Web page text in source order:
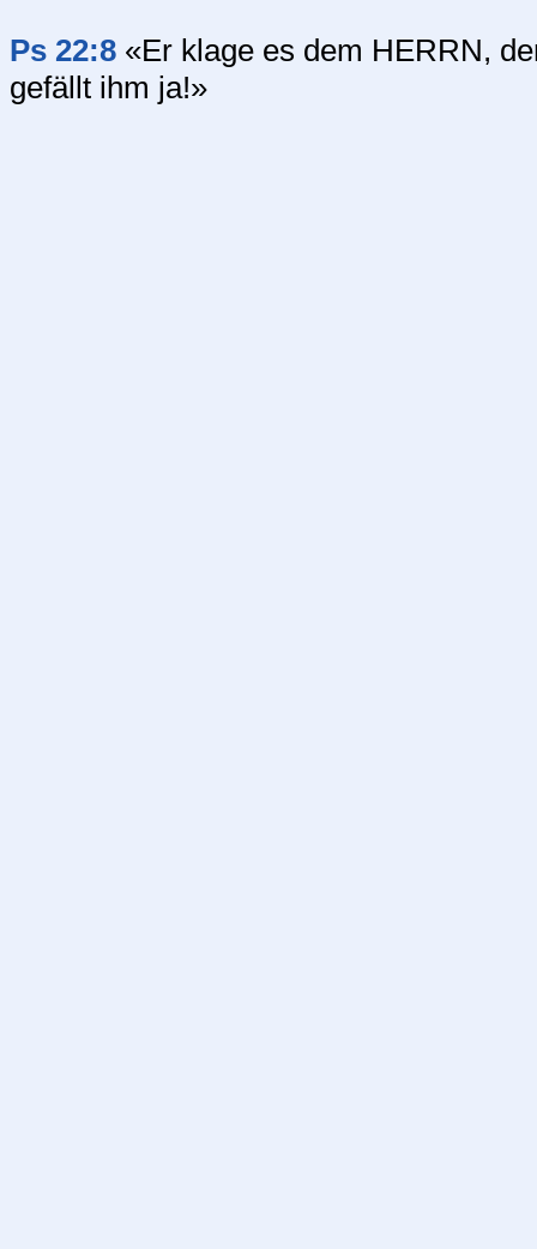
Ps 22:8 «Er klage es dem HERRN,
gefällt ihm ja!»